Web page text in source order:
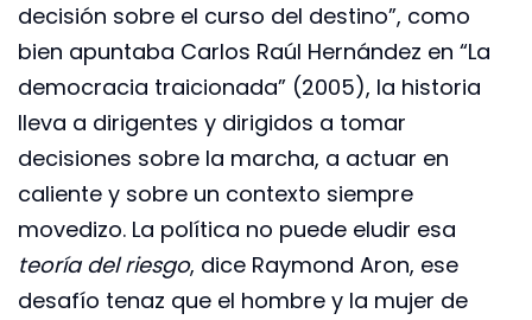
decisión sobre el curso del destino”, como
bien apuntaba Carlos Raúl Hernández en “La
democracia traicionada” (2005), la historia
lleva a dirigentes y dirigidos a tomar
decisiones sobre la marcha, a actuar en
caliente y sobre un contexto siempre
movedizo. La política no puede eludir esa
teoría del riesgo, dice Raymond Aron, ese
desafío tenaz que el hombre y la mujer de